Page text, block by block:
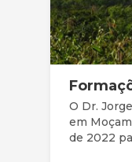
O Dr.
em
de 2022